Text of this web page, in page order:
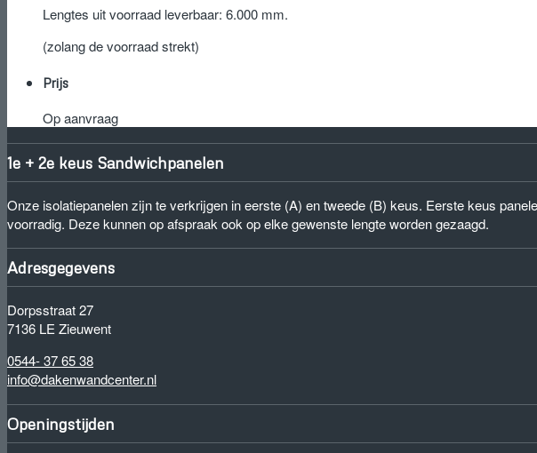
Lengtes uit voorraad leverbaar: 6.000 mm.
(zolang de voorraad strekt)
Prijs
Op aanvraag
1e + 2e keus Sandwichpanelen
Onze isolatiepanelen zijn te verkrijgen in eerste (A) en tweede (B) keus. Eerste keus
voorradig. Deze kunnen op afspraak ook op elke gewenste lengte worden gezaagd.
Adresgegevens
Dorpsstraat 27
7136 LE Zieuwent
0544- 37 65 38
info@dakenwandcenter.nl
Openingstijden